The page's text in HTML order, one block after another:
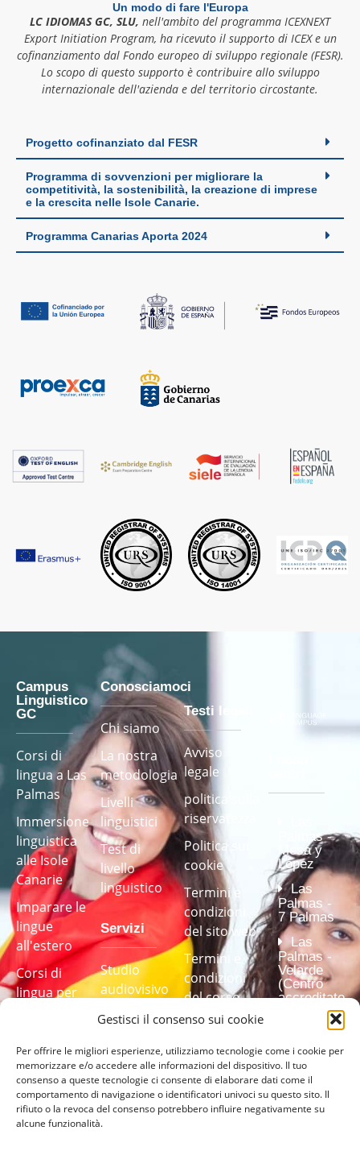
Gestisci il consenso sui cookie
Per offrire le migliori esperienze, utilizziamo tecnologie come i cookie per
memorizzare e/o accedere alle informazioni del dispositivo. Il tuo
consenso a queste tecnologie ci consente di elaborare dati come il
comportamento di navigazione o identificatori univoci su questo sito. Il
rifiuto o la revoca del consenso potrebbero influire negativamente su
alcune funzionalità.
Un modo di fare l'Europa
LC IDIOMAS GC, SLU, nell'ambito del programma ICEXNEXT
Export Initiation Program, ha ricevuto il supporto di ICEX e un
cofinanziamento dal Fondo europeo di sviluppo regionale (FESR).
Lo scopo di questo supporto è contribuire allo sviluppo
internazionale dell'azienda e del territorio circostante.
Progetto cofinanziato dal FESR
Programma di sovvenzioni per migliorare la
competitività, la sostenibilità, la creazione di imprese
e la crescita nelle Isole Canarie.
Programma Canarias Aporta 2024
Campus
Linguistico
GC
Corsi di
lingua a Las
Palmas
Immersione
linguistica
alle Isole
Canarie
Imparare le
lingue
all'estero
Corsi di
lingua per
Test di
lingua
Fai il nostro
Conosciamoci
Chi siamo
La nostra
metodologia
Livelli
linguistici
Test di
livello
linguistico
Servizi
Studio
audiovisivo
attrezzato)
Programmi
di
formazione
linguistica
su misura
Testi legali
Avviso
legale
politica sulla
riservatezza
Politica sui
cookie
Termini e
condizioni
del sito web
Termini e
condizioni
del corso
Trasparenza
Canale di
segnalazione
delle
irregolarità
Palmas -
Mesa y
López
Las
Palmas -
7 Palmas
Las
Palmas -
Velarde
(Centro
accreditato
dall'Istituto
Cervantes)